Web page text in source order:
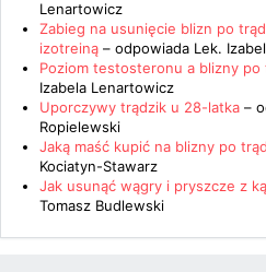
Lenartowicz
Zabieg na usunięcie blizn po
izotreiną – odpowiada Lek.
Poziom testosteronu a blizny po
Izabela Lenartowicz
Uporczywy trądzik u 28-latka –
Ropielewski
Jaką maść kupić na blizny po
Kociatyn-Stawarz
Jak usunąć wągry i pryszcze z
Tomasz Budlewski